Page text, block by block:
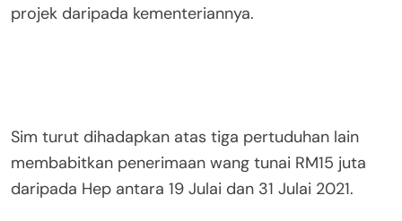
projek daripada kementeriannya.
Sim turut dihadapkan atas tiga pertuduhan lain
membabitkan penerimaan wang tunai RM15 juta
daripada Hep antara 19 Julai dan 31 Julai 2021.